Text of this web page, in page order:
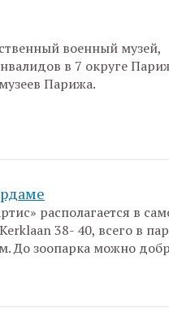
военный музей,
в 7 округе
Парижа.
располагается в
38- 40, всего в
До зоопарка можно